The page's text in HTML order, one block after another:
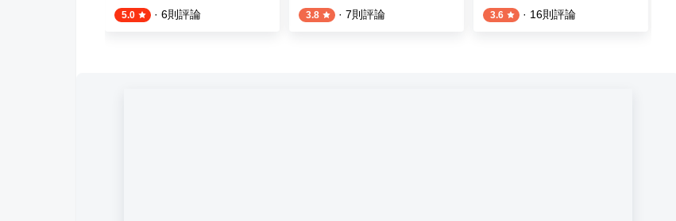
5.0 · 6則評論 3.8 · 7則評論 3.6 · 16則評論